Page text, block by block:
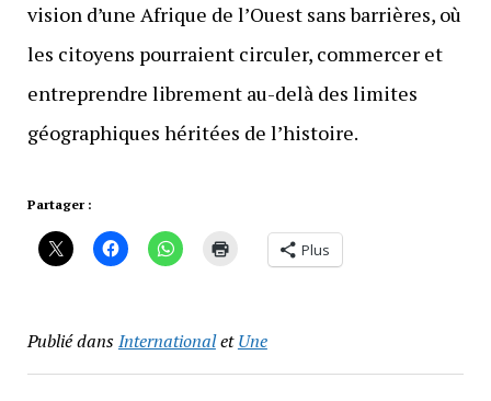
vision d’une Afrique de l’Ouest sans barrières, où
les citoyens pourraient circuler, commercer et
entreprendre librement au-delà des limites
géographiques héritées de l’histoire.
Partager :
Plus
Publié dansInternationaletUne